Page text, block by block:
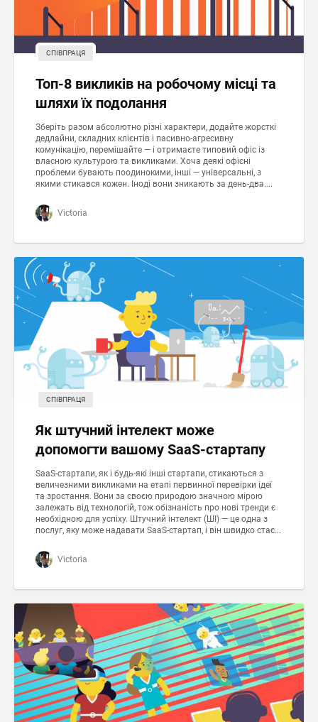
СПІВПРАЦЯ
Топ-8 викликів на робочому місці та
шляхи їх подолання
Зберіть разом абсолютно різні характери, додайте жорсткі
дедлайни, складних клієнтів і пасивно-агресивну
комунікацію, перемішайте — і отримаєте типовий офіс із
власною культурою та викликами. Хоча деякі офісні
проблеми бувають поодинокими, інші — універсальні, з
якими стикався кожен. Іноді вони зникають за день-два....
Victoria
СПІВПРАЦЯ
Як штучний інтелект може
допомогти вашому SaaS-стартапу
SaaS-стартапи, як і будь-які інші стартапи, стикаються з
величезними викликами на етапі первинної перевірки ідеї
та зростання. Вони за своєю природою значною мірою
залежать від технологій, тож обізнаність про нові тренди є
необхідною для успіху. Штучний інтелект (ШІ) — це одна з
послуг, яку може надавати SaaS-стартап, і він швидко стає...
Victoria